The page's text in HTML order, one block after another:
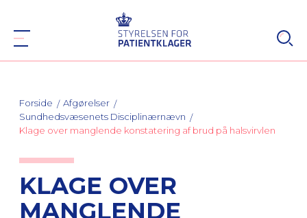
Forside
Afgørelser
Sundhedsvæsenets Disciplinærnævn
Klage over manglende konstatering af brud på halsvirvlen
KLAGE OVER
MANGLENDE